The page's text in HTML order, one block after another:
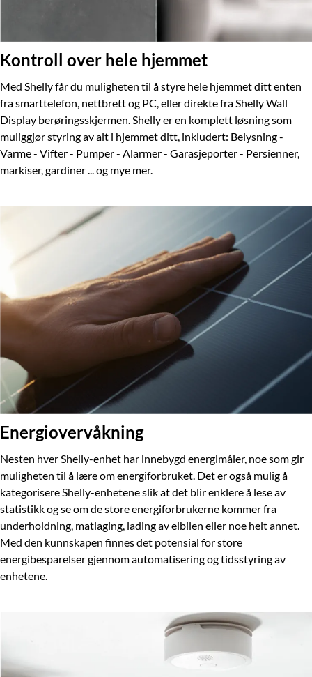
Kontroll over hele hjemmet
Med Shelly får du muligheten til å styre hele hjemmet ditt enten
fra smarttelefon, nettbrett og PC, eller direkte fra Shelly Wall
Display berøringsskjermen. Shelly er en komplett løsning som
muliggjør styring av alt i hjemmet ditt, inkludert: Belysning -
Varme - Vifter - Pumper - Alarmer - Garasjeporter - Persienner,
markiser, gardiner ... og mye mer.
Energiovervåkning
Nesten hver Shelly-enhet har innebygd energimåler, noe som gir
muligheten til å lære om energiforbruket. Det er også mulig å
kategorisere Shelly-enhetene slik at det blir enklere å lese av
statistikk og se om de store energiforbrukerne kommer fra
underholdning, matlaging, lading av elbilen eller noe helt annet.
Med den kunnskapen finnes det potensial for store
energibesparelser gjennom automatisering og tidsstyring av
enhetene.